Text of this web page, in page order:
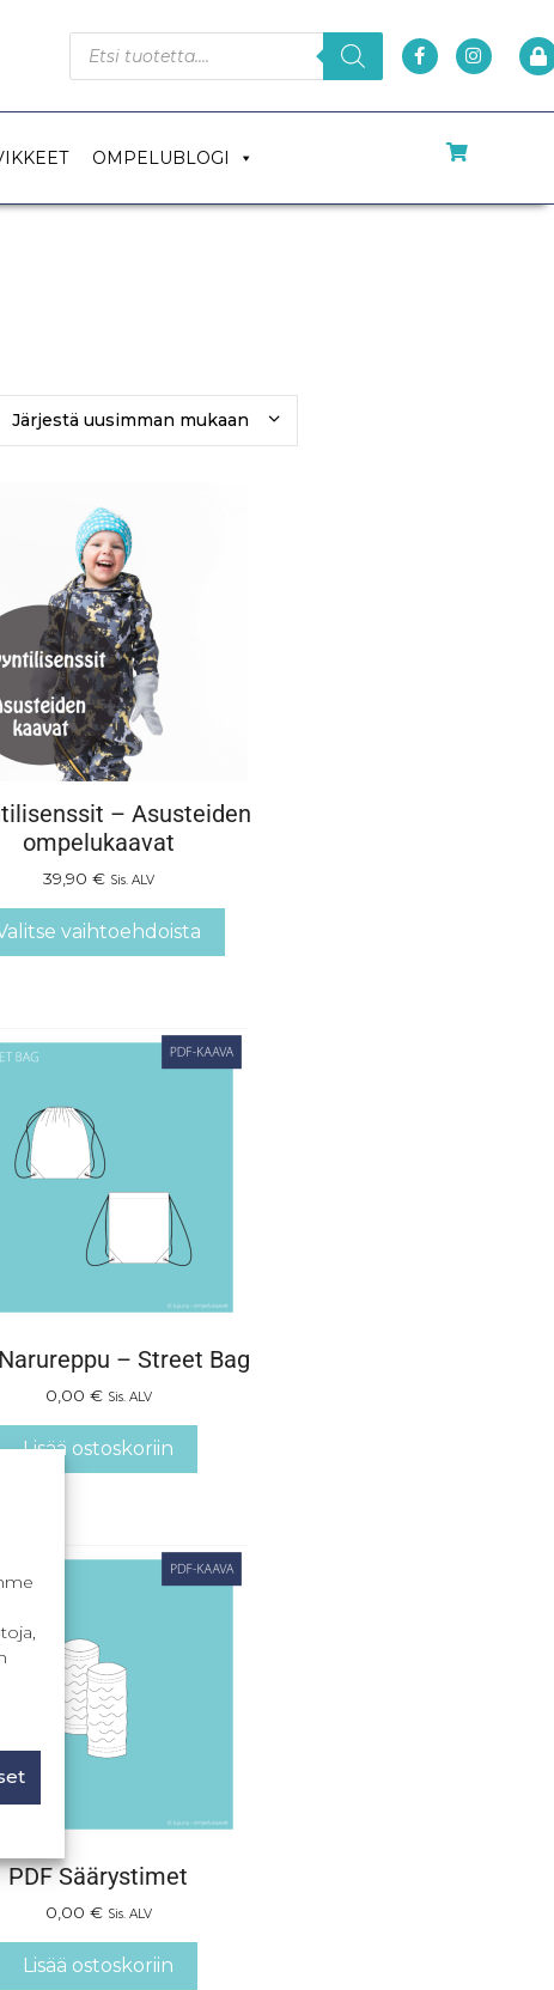
OMPELUBLOGI
– Asusteiden
ompelukaavat
39,90 € Sis. ALV
vaihtoehdoista
– Street Bag
0,00 € Sis. ALV
Lisää ostoskoriin
PDF Säärystimet
0,00 € Sis. ALV
Lisää ostoskoriin